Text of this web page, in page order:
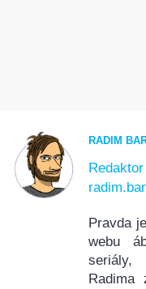
RADIM
Pravda
webu
Radima